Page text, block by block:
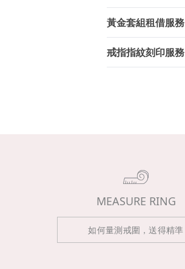
黃金套組租借服務
戒指指紋刻印服務
MEASURE RING
如何量測戒圍，送得精準